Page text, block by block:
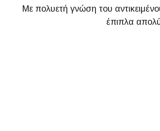
Με πολυετή γνώση του
έπιπλα